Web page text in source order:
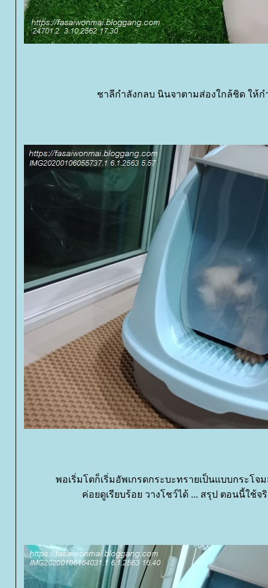
ชาลีกำลังกลบ นินจาตามส่องใกล้ชิด ให้ก
พอเริ่มโตก็เริ่มอัพเกรดกระบะทรายเป็นแบบกระโจ
ค่อยดูเรียบร้อย วางโชว์ได้ ... สรุป ตอนนี้ใช้จ